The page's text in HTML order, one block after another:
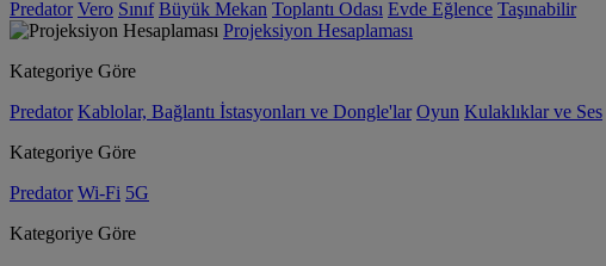
Predator Vero Sınıf Büyük Mekan Toplantı Odası Evde Eğlence Taşınabilir
Projeksiyon Hesaplaması
Kategoriye Göre
Predator Kablolar, Bağlantı İstasyonları ve Dongle'lar Oyun Kulaklıklar ve Ses
Kategoriye Göre
Predator Wi-Fi 5G
Kategoriye Göre